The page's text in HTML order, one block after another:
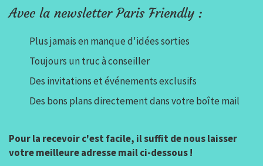
Avec la newsletter Paris Friendly :
Plus jamais en manque d'idées sorties
Toujours un truc à conseiller
Des invitations et événements exclusifs
Des bons plans directement dans votre boîte mail
Pour la recevoir c'est facile, il suffit de nous laisser
votre meilleure adresse mail ci-dessous !